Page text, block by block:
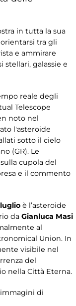
in tutta la sua
tra gli
e ammirare
stellari, galassie e
reale degli
Telescope
noto nel
l'asteroide
sotto il cielo
(GR). Le
cupola del
e il commento
è l’asteroide
da Gianluca Masi
al
Union. In
visibile nel
del
nella Città Eterna.
di